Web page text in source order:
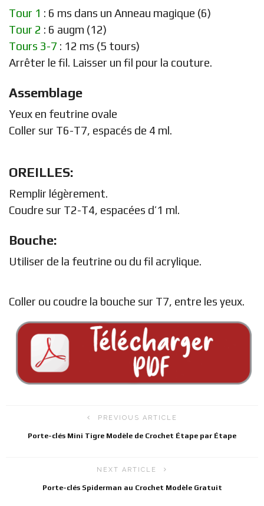
Tour 1 : 6 ms dans un Anneau magique (6)
Tour 2 : 6 augm (12)
Tours 3-7 : 12 ms (5 tours)
Arrêter le fil. Laisser un fil pour la couture.
Assemblage
Yeux en feutrine ovale
Coller sur T6-T7, espacés de 4 ml.
OREILLES:
Remplir légèrement.
Coudre sur T2-T4, espacées d’1 ml.
Bouche:
Utiliser de la feutrine ou du fil acrylique.
Coller ou coudre la bouche sur T7, entre les yeux.
PREVIOUS ARTICLE
Porte-clés Mini Tigre Modèle de Crochet Étape par Étape
NEXT ARTICLE
Porte-clés Spiderman au Crochet Modèle Gratuit